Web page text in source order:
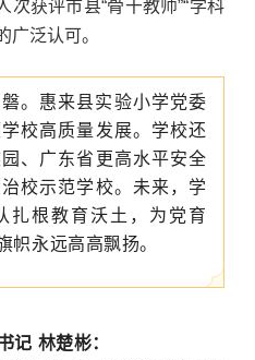
获评市县“骨干教师”“学科
广泛认可。
。惠来县实验小学党委
校高质量发展。学校还
、广东省更高水平安全
校示范学校。未来，学
扎根教育沃土，为党育
帜永远高高飘扬。
记 林楚彬：